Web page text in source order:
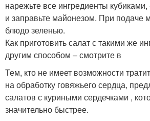
нарежьте все ингредиенты
и заправьте майонезом. При подаче
блюдо зеленью.
Как приготовить салат с такими же
другим способом – смотрите в
Тем, кто не имеет возможности
на обработку говяжьего сердца,
салатов с куриными сердечками ,
значительно быстрее.